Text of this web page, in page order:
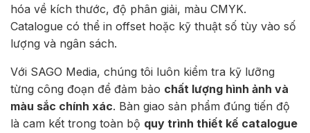
hóa về kích thước, độ phân giải, màu CMYK.
Catalogue có thể in offset hoặc kỹ thuật số tùy vào số
lượng và ngân sách.
Với SAGO Media, chúng tôi luôn kiểm tra kỹ lưỡng
từng công đoạn để đảm bảo chất lượng hình ảnh và
màu sắc chính xác. Bàn giao sản phẩm đúng tiến độ
là cam kết trong toàn bộ quy trình thiết kế catalogue